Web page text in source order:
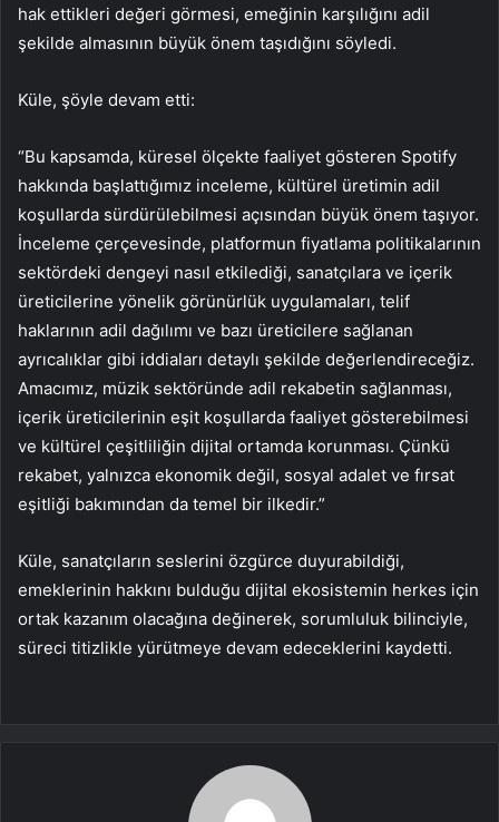
hak ettikleri değeri görmesi, emeğinin karşılığını adil
şekilde almasının büyük önem taşıdığını söyledi.
Küle, şöyle devam etti:
“Bu kapsamda, küresel ölçekte faaliyet gösteren Spotify
hakkında başlattığımız inceleme, kültürel üretimin adil
koşullarda sürdürülebilmesi açısından büyük önem taşıyor.
İnceleme çerçevesinde, platformun fiyatlama politikalarının
sektördeki dengeyi nasıl etkilediği, sanatçılara ve içerik
üreticilerine yönelik görünürlük uygulamaları, telif
haklarının adil dağılımı ve bazı üreticilere sağlanan
ayrıcalıklar gibi iddiaları detaylı şekilde değerlendireceğiz.
Amacımız, müzik sektöründe adil rekabetin sağlanması,
içerik üreticilerinin eşit koşullarda faaliyet gösterebilmesi
ve kültürel çeşitliliğin dijital ortamda korunması. Çünkü
rekabet, yalnızca ekonomik değil, sosyal adalet ve fırsat
eşitliği bakımından da temel bir ilkedir.”
Küle, sanatçıların seslerini özgürce duyurabildiği,
emeklerinin hakkını bulduğu dijital ekosistemin herkes için
ortak kazanım olacağına değinerek, sorumluluk bilinciyle,
süreci titizlikle yürütmeye devam edeceklerini kaydetti.